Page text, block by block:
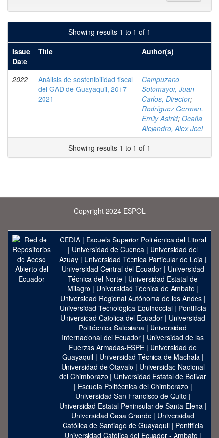
Showing results 1 to 1 of 1
Issue
Date
Title Author(s)
2022
Análisis de sostenibilidad fiscal
del GAD de Guayaquil, 2017 -
2021
Campuzano
Sotomayor, Juan
Carlos, Director;
Rodríguez German,
Emily Astrid; Ocaña
Alejandro, Alex Joel
Showing results 1 to 1 of 1
Copyright 2024 ESPOL
CEDIA| Escuela Superior Politécnica del Litoral
| Universidad de Cuenca| Universidad del
Azuay| Universidad Técnica Particular de Loja|
Universidad Central del Ecuador| Universidad
Técnica del Norte | Universidad Estatal de
Milagro | Universidad Técnica de Ambato |
Universidad Regional Autónoma de los Andes|
Universidad Tecnológica Equinoccial| Pontificia
Universidad Catolica del Ecuador | Universidad
Politécnica Salesiana | Universidad
Internacional del Ecuador | Universidad de las
Fuerzas Armadas-ESPE | Universidad de
Guayaquil| Universidad Técnica de Machala|
Universidad de Otavalo | Universidad Nacional
del Chimborazo | Universidad Estatal de Bolivar
| Escuela Politécnica del Chimborazo |
Universidad San Francisco de Quito |
Universidad Estatal Peninsular de Santa Elena|
Universidad Casa Grande | Universidad
Católica de Santiago de Guayaquil| Pontificia
Universidad Católica del Ecuador - Ambato |